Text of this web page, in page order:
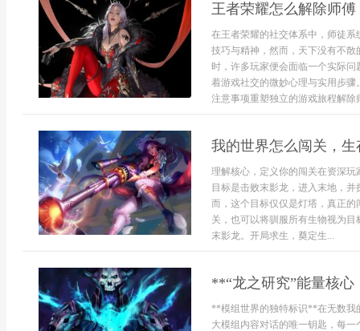
王者荣耀怎么解除师
在王者荣耀的社交体系中，师徒
技巧与精神，然而，天下没有不
时，许多玩家便会面临一个实际
着游戏社交的微妙心理与实用步
注意事项重塑独立的游戏旅程解除
我的世界怎么闯关，
理解核心，定义你的闯关在资深
目标是击败末影龙，进入末地，
而，这个目标仅仅是灯塔，真正
关，也可以将驯服所有生物视为
末影龙。开局求生，奠定生...
**“龙之研究”能量核
**模组世界的独特标识**在无数我
大模组内容对话的唯一钥匙，每